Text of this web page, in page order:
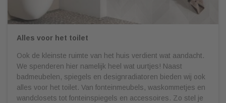
Alles voor het toilet
Ook de kleinste ruimte van het huis verdient wat aandacht.
We spenderen hier namelijk heel wat uurtjes! Naast
badmeubelen, spiegels en designradiatoren bieden wij ook
alles voor het toilet. Van fonteinmeubels, waskommetjes en
wandclosets tot fonteinspiegels en accessoires. Zo stel je